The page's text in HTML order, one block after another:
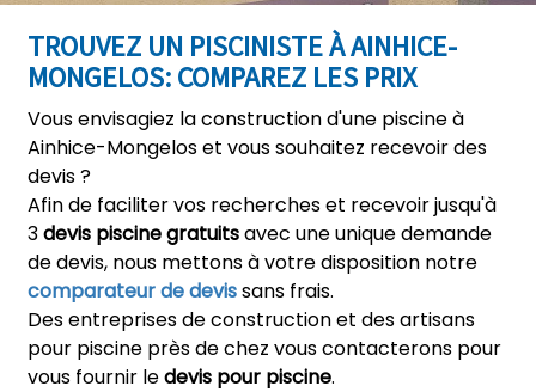
TROUVEZ UN PISCINISTE À AINHICE-
MONGELOS: COMPAREZ LES PRIX
Vous envisagiez la construction d'une piscine à
Ainhice-Mongelos et vous souhaitez recevoir des
devis ?
Afin de faciliter vos recherches et recevoir jusqu'à
3devis piscine gratuitsavec une unique demande
de devis, nous mettons à votre disposition notre
comparateur de devissans frais.
Des entreprises de construction et des artisans
pour piscine près de chez vous contacterons pour
vous fournir ledevis pour piscine.